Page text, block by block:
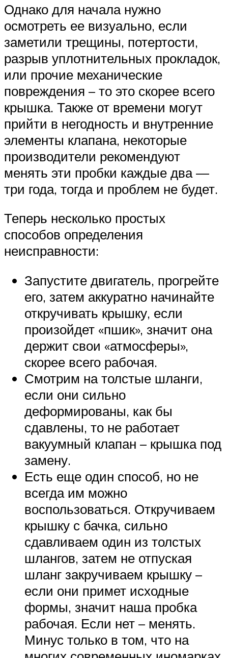
Однако для начала нужно
осмотреть ее визуально, если
заметили трещины, потертости,
разрыв уплотнительных прокладок,
или прочие механические
повреждения – то это скорее всего
крышка. Также от времени могут
прийти в негодность и внутренние
элементы клапана, некоторые
производители рекомендуют
менять эти пробки каждые два —
три года, тогда и проблем не будет.
Теперь несколько простых
способов определения
неисправности:
Запустите двигатель, прогрейте
его, затем аккуратно начинайте
откручивать крышку, если
произойдет «пшик», значит она
держит свои «атмосферы»,
скорее всего рабочая.
Смотрим на толстые шланги,
если они сильно
деформированы, как бы
сдавлены, то не работает
вакуумный клапан – крышка под
замену.
Есть еще один способ, но не
всегда им можно
воспользоваться. Откручиваем
крышку с бачка, сильно
сдавливаем один из толстых
шлангов, затем не отпуская
шланг закручиваем крышку –
если они примет исходные
формы, значит наша пробка
рабочая. Если нет – менять.
Минус только в том, что на